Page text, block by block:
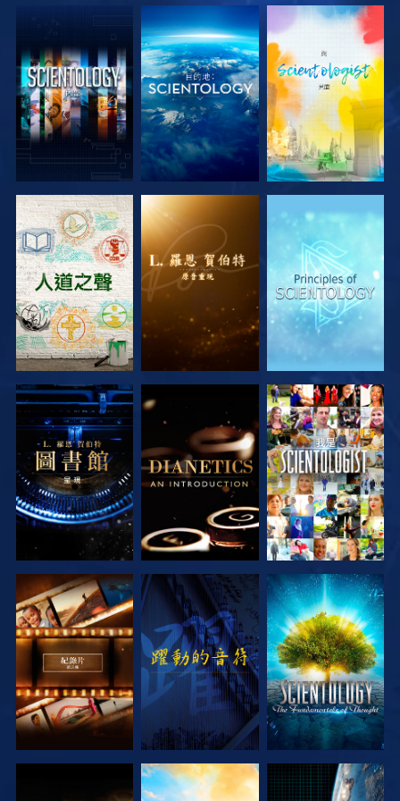
探索系列節目 探索系列節目 探索系列節目
探索系列節目 探索系列節目 觀看
探索系列節目 觀看 探索系列節目